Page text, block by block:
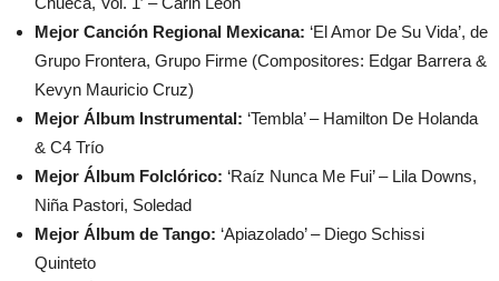
Mejor Canción Regional Mexicana: ‘El Amor De Su Vida’, de
Grupo Frontera, Grupo Firme (Compositores: Edgar Barrera &
Kevyn Mauricio Cruz)
Mejor Álbum Instrumental: ‘Tembla’ – Hamilton De Holanda
& C4 Trío
Mejor Álbum Folclórico: ‘Raíz Nunca Me Fui’ – Lila Downs,
Niña Pastori, Soledad
Mejor Álbum de Tango: ‘Apiazolado’ – Diego Schissi
Quinteto